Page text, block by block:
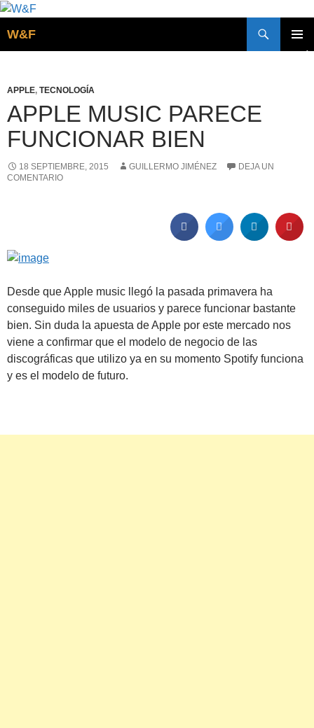
W&F
APPLE, TECNOLOGÍA
APPLE MUSIC PARECE
FUNCIONAR BIEN
18 SEPTIEMBRE, 2015 GUILLERMO JIMÉNEZ
DEJA UN
COMENTARIO
Desde que Apple music llegó la pasada primavera ha
conseguido miles de usuarios y parece funcionar bastante
bien. Sin duda la apuesta de Apple por este mercado nos
viene a confirmar que el modelo de negocio de las
discográficas que utilizo ya en su momento Spotify funciona
y es el modelo de futuro.